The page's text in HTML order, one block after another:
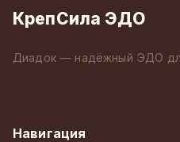
КрепСила ЭДО
Диадок — надёжный ЭДО
Навигация